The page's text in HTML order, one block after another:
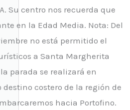
Su centro nos recuerda que
en la Edad Media. Nota: Del
no está permitido el
a Santa Margherita
parada se realizará en
destino costero de la región de
hacia Portofino.